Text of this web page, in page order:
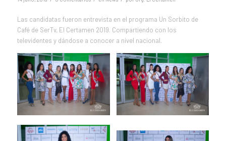
Las candidatas fueron entrevista en el programa Un Sorbito de
Café de SerTv, El Certamen 2019. Compartiendo con los
televidentes y dándose a conocer a nivel nacional.